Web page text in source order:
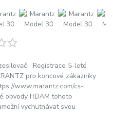
Registrace 5-leté
pro koncové zákazníky
www.marantz.com/cs-
obvody HDAM tohoto
vychutnávat svou